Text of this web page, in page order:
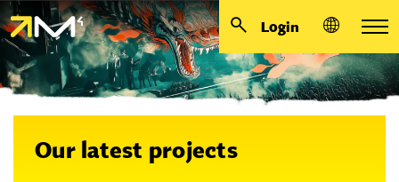
Login
Our latest projects